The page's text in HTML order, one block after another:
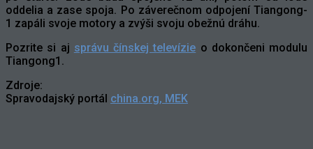
oddelia a zase spoja. Po záverečnom odpojení Tiangong-
1 zapáli svoje motory a zvýši svoju obežnú dráhu.
Pozrite si aj správu čínskej televízie o dokončeni modulu
Tiangong1.
Zdroje:
Spravodajský portál china.org, MEK